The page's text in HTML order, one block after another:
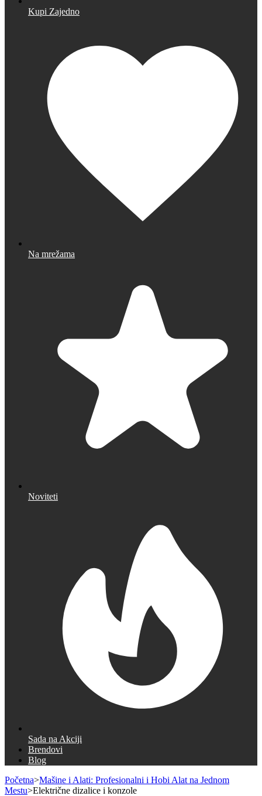
Kupi Zajedno
Na mrežama
Noviteti
Sada na Akciji
Brendovi
Blog
Početna>Mašine i Alati: Profesionalni i Hobi Alat na Jednom
Mestu>Električne dizalice i konzole